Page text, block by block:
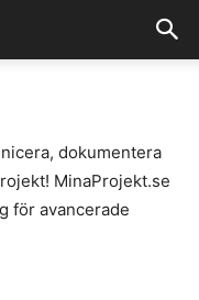
dokumentera
MinaProjekt.se
för avancerade